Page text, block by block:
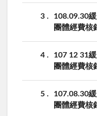
3
108.09.30
團體經費核
4
107 12 31
團體經費核
5
107.08.30
團體經費核